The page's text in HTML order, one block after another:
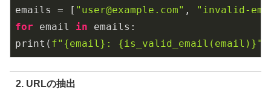
emails = [ "user@example.com" ,
"invalid-
for email in emails:
print( f" {email} : {is_valid_email(email)} "
2. URLの抽出